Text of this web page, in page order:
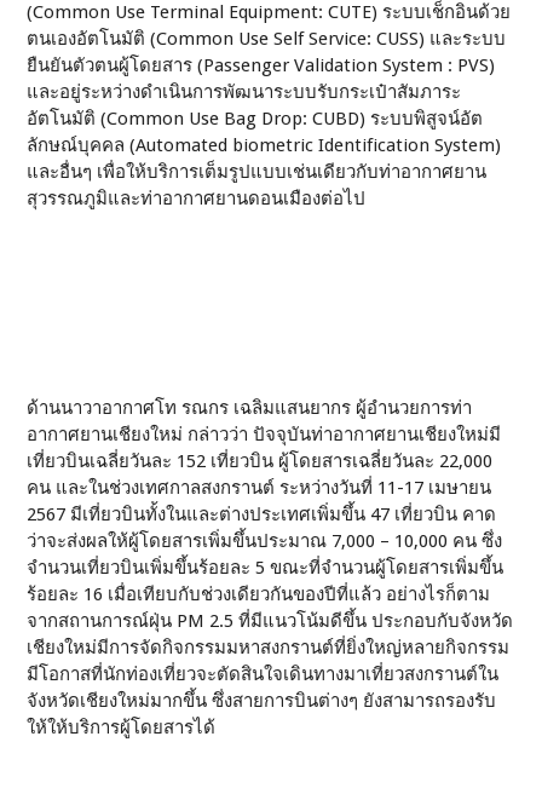
(Common Use Terminal Equipment: CUTE) ระบบเช็กอินด้วย
ตนเองอัตโนมัติ (Common Use Self Service: CUSS) และระบบ
ยืนยันตัวตนผู้โดยสาร (Passenger Validation System : PVS)
และอยู่ระหว่างดำเนินการพัฒนาระบบรับกระเป๋าสัมภาระ
อัตโนมัติ (Common Use Bag Drop: CUBD) ระบบพิสูจน์อัต
ลักษณ์บุคคล (Automated biometric Identification System)
และอื่นๆ เพื่อให้บริการเต็มรูปแบบเช่นเดียวกับท่าอากาศยาน
สุวรรณภูมิและท่าอากาศยานดอนเมืองต่อไป
ด้านนาวาอากาศโท รณกร เฉลิมแสนยากร ผู้อำนวยการท่า
อากาศยานเชียงใหม่ กล่าวว่า ปัจจุบันท่าอากาศยานเชียงใหม่มี
เที่ยวบินเฉลี่ยวันละ 152 เที่ยวบิน ผู้โดยสารเฉลี่ยวันละ 22,000
คน และในช่วงเทศกาลสงกรานต์ ระหว่างวันที่ 11-17 เมษายน
2567 มีเที่ยวบินทั้งในและต่างประเทศเพิ่มขึ้น 47 เที่ยวบิน คาด
ว่าจะส่งผลให้ผู้โดยสารเพิ่มขึ้นประมาณ 7,000 – 10,000 คน ซึ่ง
จำนวนเที่ยวบินเพิ่มขึ้นร้อยละ 5 ขณะที่จำนวนผู้โดยสารเพิ่มขึ้น
ร้อยละ 16 เมื่อเทียบกับช่วงเดียวกันของปีที่แล้ว อย่างไรก็ตาม
จากสถานการณ์ฝุ่น PM 2.5 ที่มีแนวโน้มดีขึ้น ประกอบกับจังหวัด
เชียงใหม่มีการจัดกิจกรรมมหาสงกรานต์ที่ยิ่งใหญ่หลายกิจกรรม
มีโอกาสที่นักท่องเที่ยวจะตัดสินใจเดินทางมาเที่ยวสงกรานต์ใน
จังหวัดเชียงใหม่มากขึ้น ซึ่งสายการบินต่างๆ ยังสามารถรองรับ
ให้ให้บริการผู้โดยสารได้